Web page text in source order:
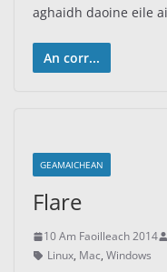
aghaidh daoine eile
An corr...
GEAMAICHEAN
Flare
10 Am Faoilleach 2014
Linux, Mac, Windows